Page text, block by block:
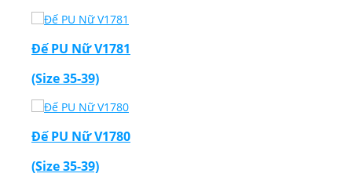
Đế PU Nữ V1781
(Size 35-39)
Đế PU Nữ V1780
(Size 35-39)